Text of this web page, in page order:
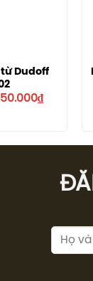
từ Dudoff
₫Giá
hiện